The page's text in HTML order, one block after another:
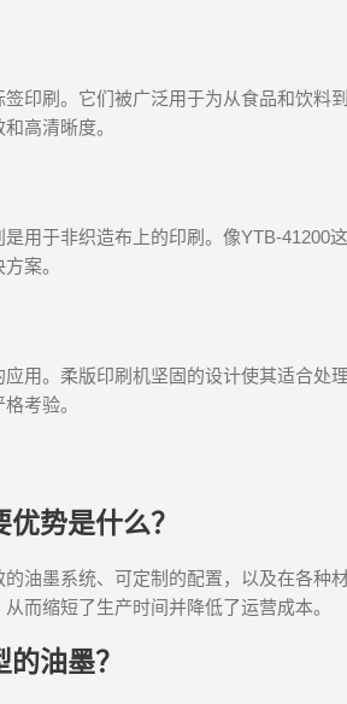
印刷。它们被广泛用于为从食品和饮料
高清晰度。
用于非织造布上的印刷。像YTB-41200
案。
用。柔版印刷机坚固的设计使其适合处
考验。
势是什么？
油墨系统、可定制的配置，以及在各种
而缩短了生产时间并降低了运营成本。
油墨？